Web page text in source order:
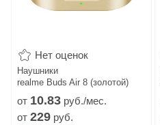
Нет оценок
Наушники
realme Buds Air 8 (золотой)
от 10.83 руб./мес.
от 229 руб.